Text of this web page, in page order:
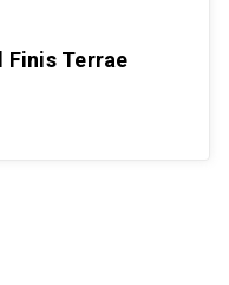
Finis Terrae